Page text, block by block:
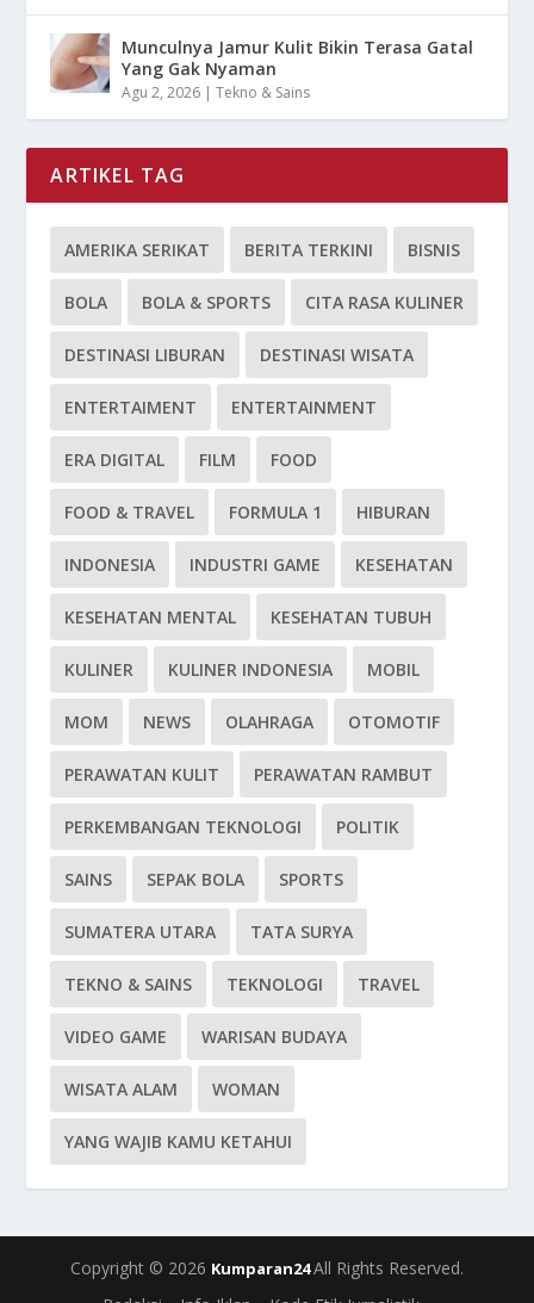
Munculnya Jamur Kulit Bikin Terasa Gatal
Yang Gak Nyaman
Agu 2, 2026 |Tekno & Sains
ARTIKEL TAG
AMERIKA SERIKAT BERITA TERKINI BISNIS
BOLA BOLA & SPORTS CITA RASA KULINER
DESTINASI LIBURAN DESTINASI WISATA
ENTERTAIMENT ENTERTAINMENT
ERA DIGITAL FILM FOOD
FOOD & TRAVEL FORMULA 1 HIBURAN
INDONESIA INDUSTRI GAME KESEHATAN
KESEHATAN MENTAL KESEHATAN TUBUH
KULINER KULINER INDONESIA MOBIL
MOM NEWS OLAHRAGA OTOMOTIF
PERAWATAN KULIT PERAWATAN RAMBUT
PERKEMBANGAN TEKNOLOGI POLITIK
SAINS SEPAK BOLA SPORTS
SUMATERA UTARA TATA SURYA
TEKNO & SAINS TEKNOLOGI TRAVEL
VIDEO GAME WARISAN BUDAYA
WISATA ALAM WOMAN
YANG WAJIB KAMU KETAHUI
Copyright © 2026 Kumparan24All Rights Reserved.